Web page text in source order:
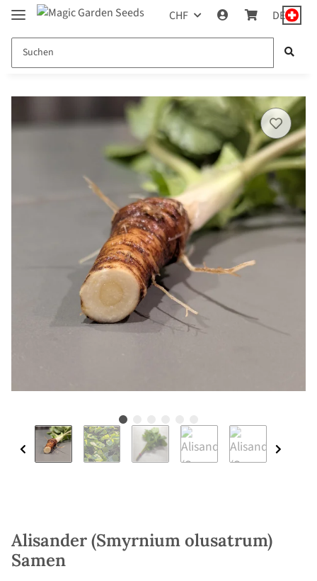
CHF DE
Alisander (Smyrnium olusatrum)
Samen